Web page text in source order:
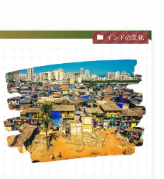
インドの文化